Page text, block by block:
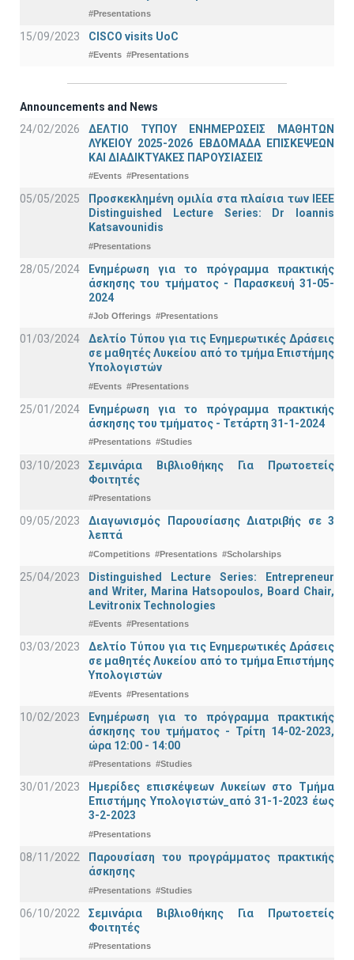
#Presentations
15/09/2023 CISCO visits UoC
#Events #Presentations
Announcements and News
24/02/2026
ΔΕΛΤΙΟ ΤΥΠΟΥ ΕΝΗΜΕΡΩΣΕΙΣ ΜΑΘΗΤΩΝ
ΛΥΚΕΙΟΥ 2025-2026 ΕΒΔΟΜΑΔΑ ΕΠΙΣΚΕΨΕΩΝ
ΚΑΙ ΔΙΑΔΙΚΤΥΑΚΕΣ ΠΑΡΟΥΣΙΑΣΕΙΣ
#Events #Presentations
05/05/2025
Προσκεκλημένη ομιλία στα πλαίσια των IEEE
Distinguished Lecture Series: Dr Ioannis
Katsavounidis
#Presentations
28/05/2024
Ενημέρωση για το πρόγραμμα πρακτικής
άσκησης του τμήματος - Παρασκευή 31-05-
2024
#Job Offerings #Presentations
01/03/2024
Δελτίο Τύπου για τις Ενημερωτικές Δράσεις
σε μαθητές Λυκείου από το τμήμα Επιστήμης
Υπολογιστών
#Events #Presentations
25/01/2024
Ενημέρωση για το πρόγραμμα πρακτικής
άσκησης του τμήματος - Τετάρτη 31-1-2024
#Presentations #Studies
03/10/2023
Σεμινάρια Βιβλιοθήκης Για Πρωτοετείς
Φοιτητές
#Presentations
09/05/2023
Διαγωνισμός Παρουσίασης Διατριβής σε 3
λεπτά
#Competitions #Presentations #Scholarships
25/04/2023
Distinguished Lecture Series: Entrepreneur
and Writer, Marina Hatsopoulos, Board Chair,
Levitronix Technologies
#Events #Presentations
03/03/2023
Δελτίο Τύπου για τις Ενημερωτικές Δράσεις
σε μαθητές Λυκείου από το τμήμα Επιστήμης
Υπολογιστών
#Events #Presentations
10/02/2023
Ενημέρωση για το πρόγραμμα πρακτικής
άσκησης του τμήματος - Τρίτη 14-02-2023,
ώρα 12:00 - 14:00
#Presentations #Studies
30/01/2023
Ημερίδες επισκέψεων Λυκείων στο Τμήμα
Επιστήμης Υπολογιστών_από 31-1-2023 έως
3-2-2023
#Presentations
08/11/2022
Παρουσίαση του προγράμματος πρακτικής
άσκησης
#Presentations #Studies
06/10/2022
Σεμινάρια Βιβλιοθήκης Για Πρωτοετείς
Φοιτητές
#Presentations